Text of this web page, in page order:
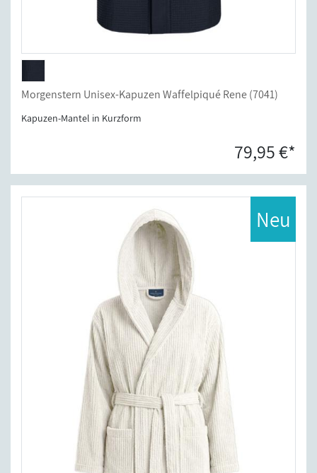
Morgenstern Unisex-Kapuzen Waffelpiqué Rene (7041)
Kapuzen-Mantel in Kurzform
79,95 €*